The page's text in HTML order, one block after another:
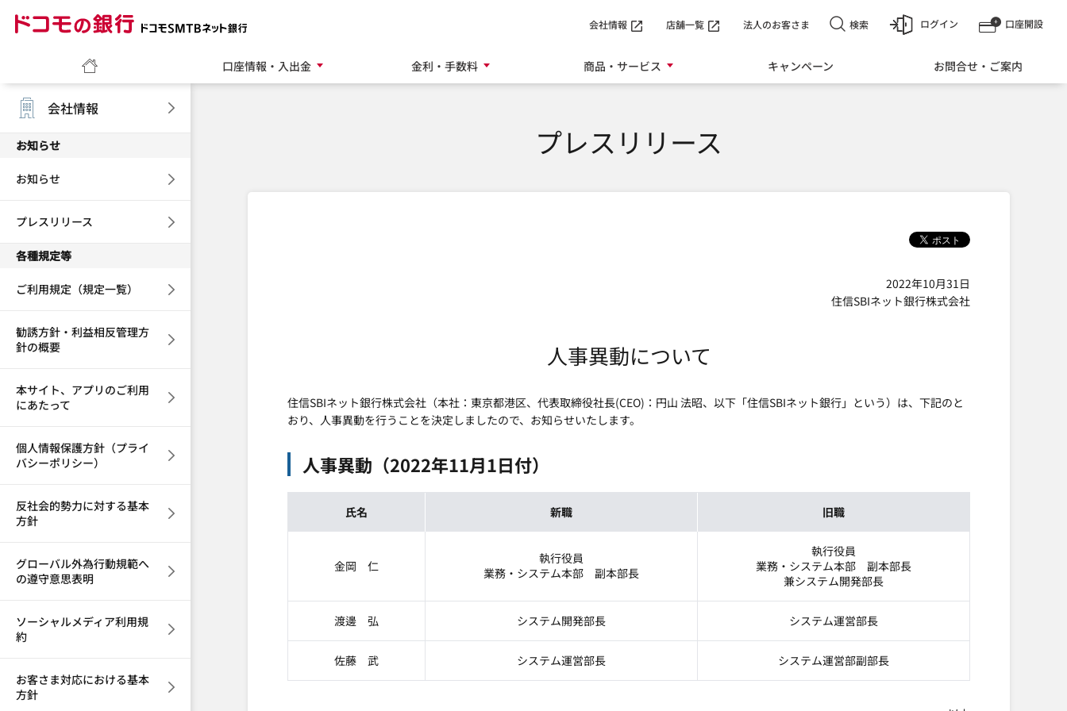
口座開設
ログイン
口座情報・入出金 金利・手数料 商品・サービス キャンペーン お問合せ・ご案内
会社情報 店舗一覧 法人のお客さま 検索
プレスリリース
2022年10月31日
住信SBIネット銀行株式会社
人事異動について
住信SBIネット銀行株式会社（本社：東京都港区、代表取締役社長(CEO)：円山 法昭、以下「住信SBIネット銀行」という）は、下記のと
おり、人事異動を行うことを決定しましたので、お知らせいたします。
人事異動（2022年11月1日付）
氏名 新職 旧職
金岡 仁
執行役員
業務・システム本部 副本部長
執行役員
業務・システム本部 副本部長
兼システム開発部長
渡邊 弘 システム開発部長 システム運営部長
佐藤 武 システム運営部長 システム運営部副部長
会社情報
お知らせ
お知らせ
プレスリリース
各種規定等
ご利用規定（規定一覧）
勧誘方針・利益相反管理方
針の概要
本サイト、アプリのご利用
にあたって
個人情報保護方針（プライ
バシーポリシー）
反社会的勢力に対する基本
方針
グローバル外為行動規範へ
の遵守意思表明
ソーシャルメディア利用規
約
お客さま対応における基本
方針